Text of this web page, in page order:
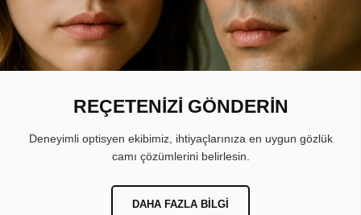
REÇETENİZİ GÖNDERİN
Deneyimli optisyen ekibimiz, ihtiyaçlarınıza en uygun gözlük
camı çözümlerini belirlesin.
DAHA FAZLA BILGI